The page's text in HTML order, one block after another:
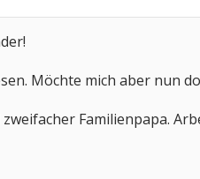
Möchte mich aber nun
Familienpapa.